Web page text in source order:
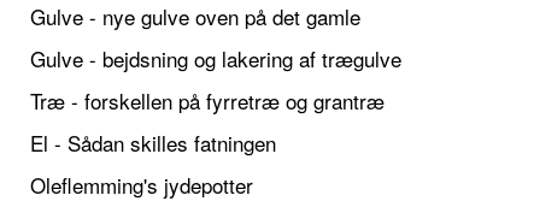
Gulve - nye gulve oven på det gamle
Gulve - bejdsning og lakering af trægulve
Træ - forskellen på fyrretræ og grantræ
El - Sådan skilles fatningen
Oleflemming's jydepotter